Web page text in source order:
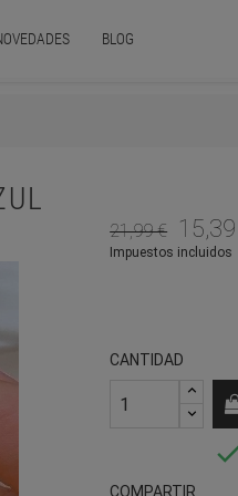
BLOG
21,99 €
Impuestos incluidos
CANTIDAD
COMPARTIR